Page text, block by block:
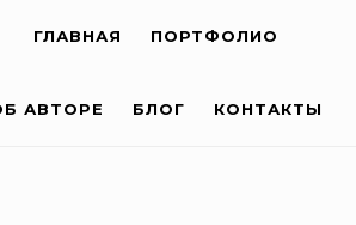
ГЛАВНАЯ ПОРТФОЛИО
АВТОРЕ БЛОГ КОНТАКТЫ